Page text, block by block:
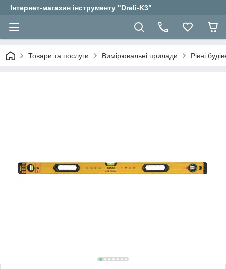
Інтернет-магазин інструменту "Dreli-K3"
Товари та послуги Вимірювальні прилади Рівні